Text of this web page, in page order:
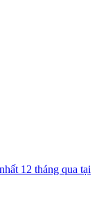
12 tháng qua tại